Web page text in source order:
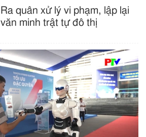
Ra quân xử lý vi phạm, lập lại
văn minh trật tự đô thị